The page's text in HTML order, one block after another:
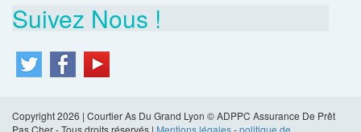
Suivez Nous !
Copyright 2026 | Courtier As Du Grand Lyon © ADPPC Assurance De Prêt
Pas Cher - Tous droits réservés | Mentions légales-politique de